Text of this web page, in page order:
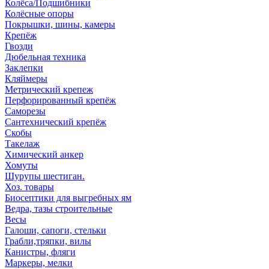
Колёса/Подшибники
Колёсные опоры
Покрышки, шины, камеры
Крепёж
Гвозди
Дюбельная техника
Заклепки
Кляймеры
Метрический крепеж
Перфорированный крепёж
Саморезы
Сантехнический крепёж
Скобы
Такелаж
Химический анкер
Хомуты
Шурупы шестиган.
Хоз. товары
Биосептики для выгребных ям
Ведра, тазы строительные
Весы
Галоши, сапоги, стельки
Грабли,тряпки, вилы
Канистры, фляги
Маркеры, мелки